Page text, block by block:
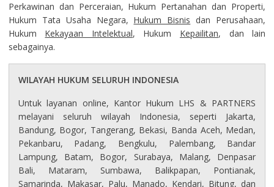
Perkawinan dan Perceraian, Hukum Pertanahan dan Properti,
Hukum Tata Usaha Negara, Hukum Bisnis dan Perusahaan,
Hukum Kekayaan Intelektual, Hukum Kepailitan, dan lain
sebagainya.
WILAYAH HUKUM SELURUH INDONESIA
Untuk layanan online, Kantor Hukum LHS & PARTNERS
melayani seluruh wilayah Indonesia, seperti Jakarta,
Bandung, Bogor, Tangerang, Bekasi, Banda Aceh, Medan,
Pekanbaru, Padang, Bengkulu, Palembang, Bandar
Lampung, Batam, Bogor, Surabaya, Malang, Denpasar
Bali, Mataram, Sumbawa, Balikpapan, Pontianak,
Samarinda, Makasar, Palu, Manado, Kendari, Bitung, dan